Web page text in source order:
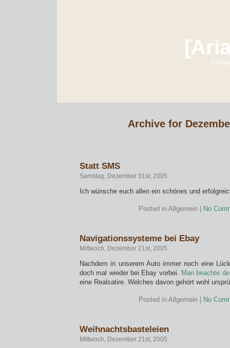
Ein
Archive for
Statt SMS
Samstag, Dezember 31st, 2005
Ich wünsche euch allen ein schönes und
Posted in Allgemein | No
Navigationssysteme bei Ebay
Mittwoch, Dezember 21st, 2005
Nachdem in unserem Auto immer noch eine
doch mal wieder bei Ebay vorbei. Man beachte
eine Realsatire. Welches davon gehört wohl
Posted in Allgemein | No
Weihnachtsbasteleien
Mittwoch, Dezember 21st, 2005